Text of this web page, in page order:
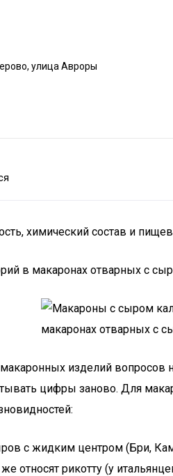
улица Авроры
химический состав и
в макаронах отварных с
изделий вопросов
цифры заново. Для
с жидким центром (Бри,
относят рикотту (у